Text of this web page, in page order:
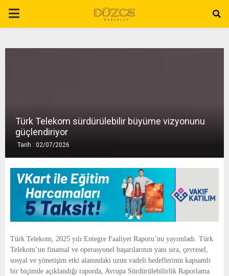
P
E
N
Türk Telekom sürdürülebilir büyüme vizyonunu
güçlendiriyor
Tarih : 02/07/2026
Türk Telekom, 2025 yılı Entegre Faaliyet Raporu’nu yayımladı. Türk
Telekom’un finansal ve operasyonel başarılarının yanı sıra, çevresel,
sosyal ve yönetişim etki alanındaki uzun vadeli hedeflerinin kapsamlı
bir biçimde açıklandığı raporda, Avrupa Sürdürülebilirlik Raporlama